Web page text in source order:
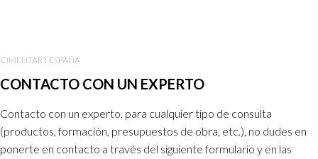
CIMENTART ESPAÑA
CONTACTO CON UN EXPERTO
Contacto con un experto, para cualquier tipo de consulta
(productos, formación, presupuestos de obra, etc.), no dudes en
ponerte en contacto a través del siguienteformulario y en las